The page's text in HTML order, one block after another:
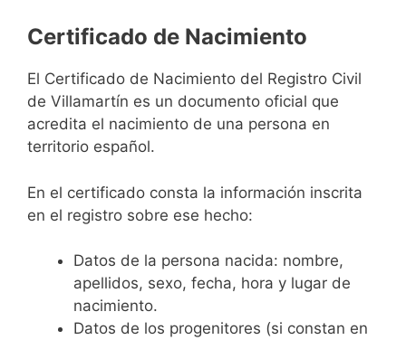
Certificado de Nacimiento
El Certificado de Nacimiento del Registro Civil
de Villamartín es un documento oficial que
acredita el nacimiento de una persona en
territorio español.
En el certificado consta la información inscrita
en el registro sobre ese hecho:
Datos de la persona nacida: nombre,
apellidos, sexo, fecha, hora y lugar de
nacimiento.
Datos de los progenitores (si constan en